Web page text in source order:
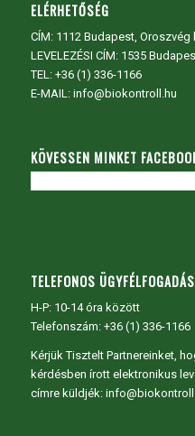
ELÉRHETŐSÉG
CÍM: 1112 Budapest, Oroszvég
LEVELEZÉSI CÍM: 1535
TEL: +36 (1) 336-1166
E-MAIL: info@biokontroll.hu
KÖVESSEN MINKET
TELEFONOS
H-P: 10-14 óra között
Telefonszám: +36 (1) 336-1166
Kérjük Tisztelt Partnereinket,
kérdésben írott elektronikus
címre küldjék: